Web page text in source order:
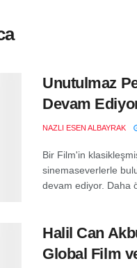
Unutulmaz
Devam
NAZLI ESEN ALBAYRAK
Bir Film'in
sinemaseverlerle
devam ediyor. Daha
Halil Can
Global Film